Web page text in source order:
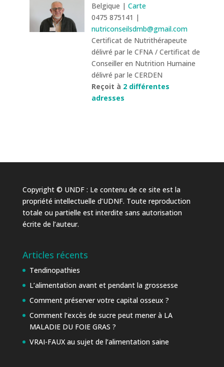
Belgique | Carte
0475 875141 |
nutriconseilsdmb@gmail.com
Certificat de Nutrithérapeute
délivré par le CFNA / Certificat de
Conseiller en Nutrition Humaine
délivré par le CERDEN
Reçoit à 2 différentes
adresses
Copyright © UNDF : Le contenu de ce site est la
propriété intellectuelle d’UDNF. Toute reproduction
totale ou partielle est interdite sans autorisation
écrite de l’auteur.
Articles récents
Tendinopathies
L’alimentation avant et pendant la grossesse
Comment préserver votre capital osseux ?
Comment l’excès de sucre peut mener à LA
MALADIE DU FOIE GRAS ?
VRAI-FAUX au sujet de l’alimentation saine